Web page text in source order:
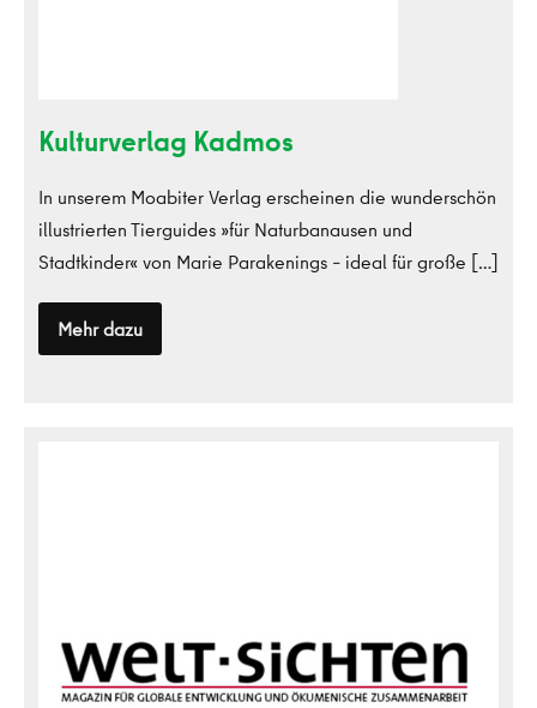
Kulturverlag Kadmos
In unserem Moabiter Verlag erscheinen die wunderschön
illustrierten Tierguides »für Naturbanausen und
Stadtkinder« von Marie Parakenings – ideal für große […]
Mehr dazuKulturverlag
Kadmos